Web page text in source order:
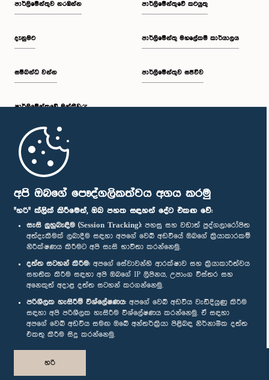
අපි ඔබගේ පෞද්ගලිකත්වය අගය කරමු
"හරි" ක්ලික් කිරීමෙන්, ඔබ පහත සඳහන් දේට එකඟ වේ:
සැසි ලුහුබැඳීම (Session Tracking): පහසු සහ වඩාත් පුද්ගලාරෝපිත
අත්දැකීමක් ලබාදීම සඳහා අපගේ වෙබ් අඩවියේ ඔබගේ ක්‍රියාකාරකම්
නිරීක්ෂණය කිරීමට අපි සැසි භාවිතා කරන්නෙමු.
දත්ත සටහන් කිරීම: අපගේ සේවාවන්හි ආරක්ෂාව සහ ක්‍රියාකාරීත්වය
සහතික කිරීම සඳහා අපි ඔබගේ IP ලිපිනය, උපාංග විස්තර සහ
අනෙකුත් අදාළ දත්ත සටහන් කරගන්නෙමු.
පරිශීලක හැසිරීම් විශ්ලේෂණය: අපගේ වෙබ් අඩවිය වැඩිදියුණු කිරීම
සඳහා අපි පරිශීලක හැසිරීම විශ්ලේෂණය කරන්නෙමු. ඒ සඳහා
අපගේ වෙබ් අඩවිය සමඟ ඔබේ අන්තර්ක්‍රියා පිළිබඳ නිර්නාමික දත්ත
එකතු කිරීම සිදු කරන්නෙමු.
හරි
පාර්ලි‌මේන්තුව නරඹන්න
දැනුමට
සම්බන්ධ වන්න
පාර්ලි‌මේන්තුවේ මන්ත්‍රීවරු
මුල් පිටුව
පාර්ලිමේන්තුවේ කටයුතු
පාර්ලිමේන්තු මහලේකම් කාර්යාලය
පාර්ලිමේන්තුව සජීවීව
පාර්ලිමේන්තු ජංගම යෙදුම
අප හා සම්බන්ධ වී සිටින්න :
සම්මාන
පෞද්ගලිකත්ව ප්‍රතිපත්තිය